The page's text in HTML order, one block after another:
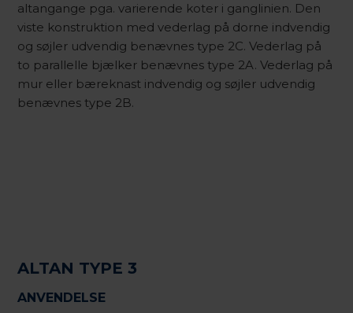
altangange pga. varierende koter i ganglinien. Den
viste konstruktion med vederlag på dorne indvendig
og søjler udvendig benævnes type 2C. Vederlag på
to parallelle bjælker benævnes type 2A. Vederlag på
mur eller bæreknast indvendig og søjler udvendig
benævnes type 2B.
ALTAN TYPE 3
ANVENDELSE